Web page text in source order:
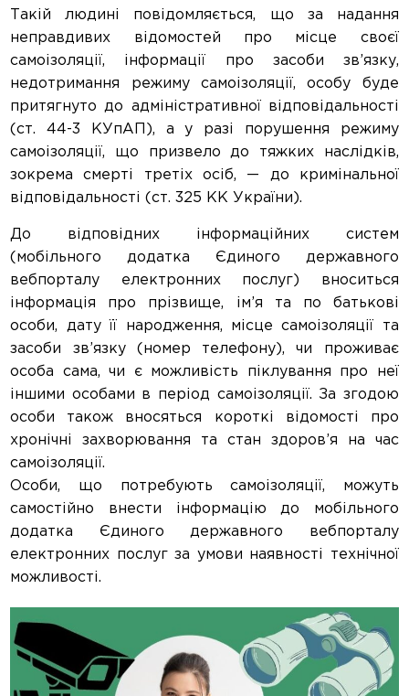
Такій людині повідомляється, що за надання
неправдивих відомостей про місце своєї
самоізоляції, інформації про засоби зв’язку,
недотримання режиму самоізоляції, особу буде
притягнуто до адміністративної відповідальності
(ст. 44-3 КУпАП), а у разі порушення режиму
самоізоляції, що призвело до тяжких наслідків,
зокрема смерті третіх осіб, — до кримінальної
відповідальності (ст. 325 КК України).
До відповідних інформаційних систем
(мобільного додатка Єдиного державного
вебпорталу електронних послуг) вноситься
інформація про прізвище, ім’я та по батькові
особи, дату її народження, місце самоізоляції та
засоби зв’язку (номер телефону), чи проживає
особа сама, чи є можливість піклування про неї
іншими особами в період самоізоляції. За згодою
особи також вносяться короткі відомості про
хронічні захворювання та стан здоров’я на час
самоізоляції.
Особи, що потребують самоізоляції, можуть
самостійно внести інформацію до мобільного
додатка Єдиного державного вебпорталу
електронних послуг за умови наявності технічної
можливості.